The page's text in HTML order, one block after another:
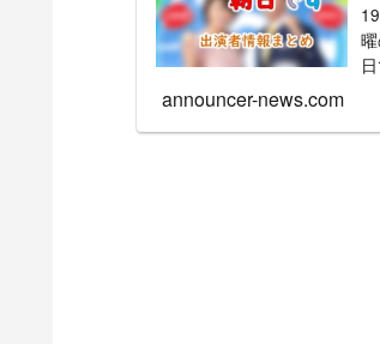
announcer-news.com